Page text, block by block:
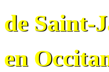
de Saint-
en